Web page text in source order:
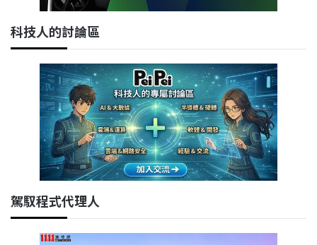
科技人的討論區
駕馭程式代理人